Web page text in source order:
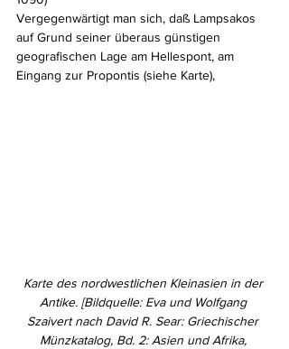
Vergegenwärtigt man sich, daß Lampsakos
auf Grund seiner überaus günstigen
geografischen Lage am Hellespont, am
Eingang zur Propontis (siehe Karte),
Karte des nordwestlichen Kleinasien in der
Antike. [Bildquelle: Eva und Wolfgang
Szaivert nach David R. Sear: Griechischer
Münzkatalog, Bd. 2: Asien und Afrika,